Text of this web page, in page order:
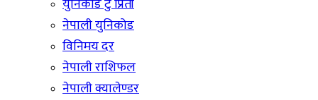
युनिकोड टु प्रिती
नेपाली युनिकोड
विनिमय दर
नेपाली राशिफल
नेपाली क्यालेण्डर